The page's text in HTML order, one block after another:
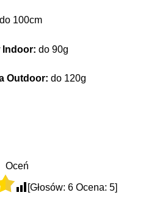
do 100cm
Indoor: do 90g
Outdoor: do 120g
Oceń
[Głosów: 6Ocena: 5]